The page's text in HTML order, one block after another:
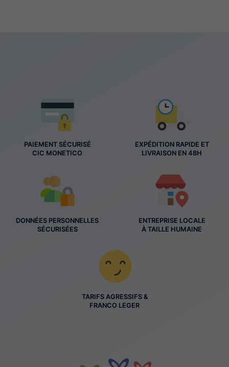
PAIEMENT SÉCURISÉ
CIC MONETICO
EXPÉDITION RAPIDE ET
LIVRAISON EN 48H
DONNÉES PERSONNELLES
SÉCURISÉES
ENTREPRISE LOCALE
À TAILLE HUMAINE
TARIFS AGRESSIFS &
FRANCO LEGER